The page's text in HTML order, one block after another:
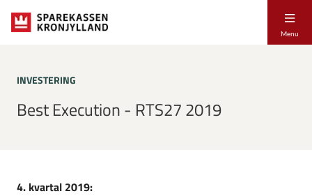
Menu
INVESTERING
Best Execution - RTS27 2019
4. kvartal 2019: